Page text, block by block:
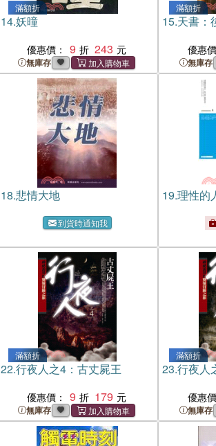
滿額折
14.妖曈
優惠價： 9 243
無庫存
滿額折
15.天書：
優惠價
無庫存
18.悲情大地
到貨時通知我
19.理性的
滿額折
22.行夜人之4：古丈屍王
優惠價： 9 179
無庫存
滿額折
23.行夜人
優惠價
無庫存